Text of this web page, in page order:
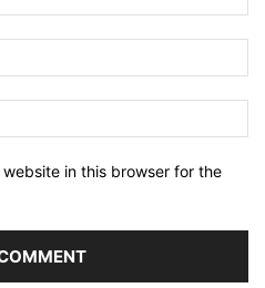
in this browser for the